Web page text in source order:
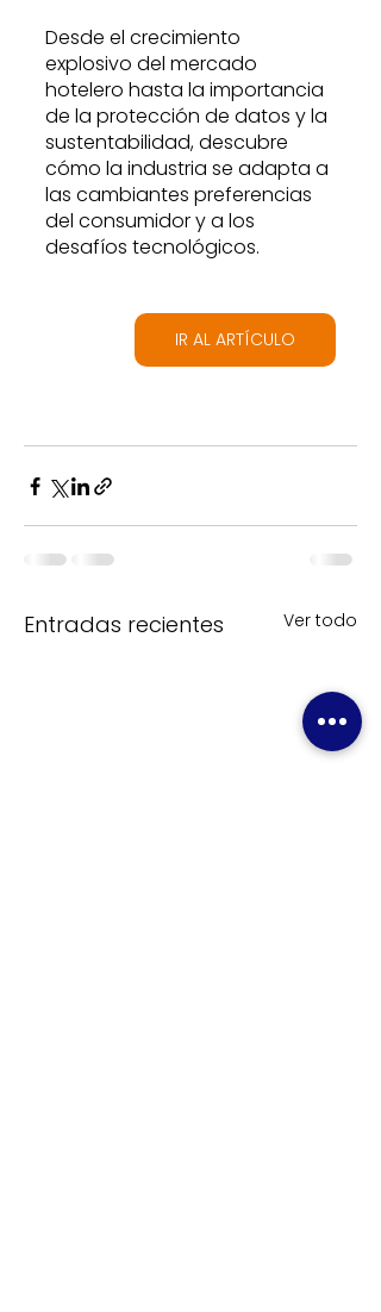
Desde el crecimiento
explosivo del mercado
hotelero hasta la importancia
de la protección de datos y la
sustentabilidad, descubre
cómo la industria se adapta a
las cambiantes preferencias
del consumidor y a los
desafíos tecnológicos.
IR AL ARTÍCULO
Entradas recientes Ver todo